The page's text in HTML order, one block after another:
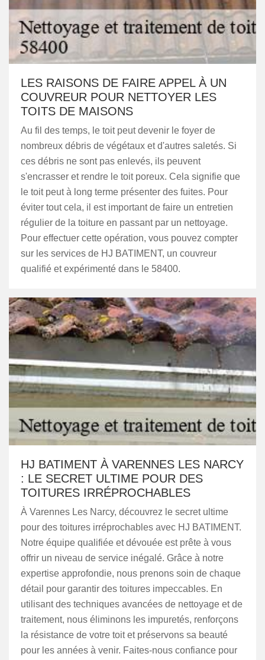
LES RAISONS DE FAIRE APPEL À UN
COUVREUR POUR NETTOYER LES
TOITS DE MAISONS
Au fil des temps, le toit peut devenir le foyer de
nombreux débris de végétaux et d'autres saletés. Si
ces débris ne sont pas enlevés, ils peuvent
s'encrasser et rendre le toit poreux. Cela signifie que
le toit peut à long terme présenter des fuites. Pour
éviter tout cela, il est important de faire un entretien
régulier de la toiture en passant par un nettoyage.
Pour effectuer cette opération, vous pouvez compter
sur les services de HJ BATIMENT, un couvreur
qualifié et expérimenté dans le 58400.
HJ BATIMENT À VARENNES LES NARCY
: LE SECRET ULTIME POUR DES
TOITURES IRRÉPROCHABLES
À Varennes Les Narcy, découvrez le secret ultime
pour des toitures irréprochables avec HJ BATIMENT.
Notre équipe qualifiée et dévouée est prête à vous
offrir un niveau de service inégalé. Grâce à notre
expertise approfondie, nous prenons soin de chaque
détail pour garantir des toitures impeccables. En
utilisant des techniques avancées de nettoyage et de
traitement, nous éliminons les impuretés, renforçons
la résistance de votre toit et préservons sa beauté
pour les années à venir. Faites-nous confiance pour